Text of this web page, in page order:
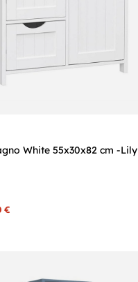
White 55x30x82 cm -Lily
€